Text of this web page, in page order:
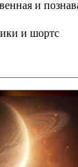
и
и шортс